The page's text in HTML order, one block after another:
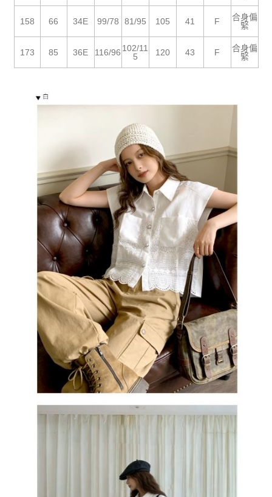
４．使用「AFTEE先享後付」時，將依據個別帳號之用戶狀況，依本公司即
時審查核予不同之上限額度；若仍有額度不足之情形，本公司將視審查結果
恩沛科技股份有限公司將有權停止該用戶之使用額度並採取法律行動。
158 66 34E 99/78 81/95 105 41 F
合身偏
緊
173 85 36E 116/96 102/11
5
120 43 F
合身偏
緊